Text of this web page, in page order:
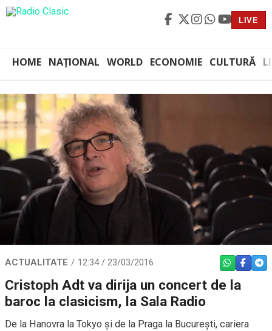
LIVE
HOME NAȚIONAL WORLD ECONOMIE CULTURĂ
ACTUALITATE 12:34 / 23/03/2016 WHATSAPP
Cristoph Adt va dirija un concert de la
baroc la clasicism, la Sala Radio
De la Hanovra la Tokyo şi de la Praga la Bucureşti, cariera